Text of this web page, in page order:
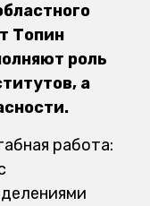
Топин
роль
а
работа: